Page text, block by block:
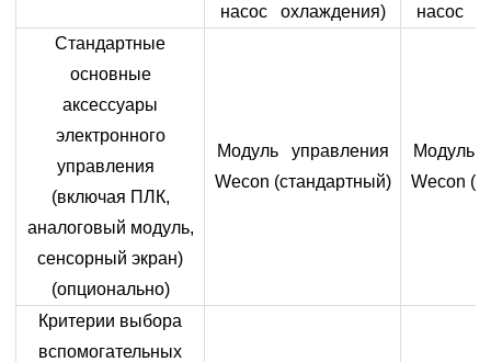
насос охлаждения)
насос
Стандартные
основные
аксессуары
электронного
управления
(включая ПЛК,
аналоговый модуль,
сенсорный экран)
(опционально)
Модуль управления
Wecon (стандартный)
Модуль
Wecon
Критерии выбора
вспомогательных